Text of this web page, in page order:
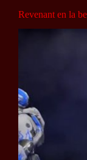
Revenant en la